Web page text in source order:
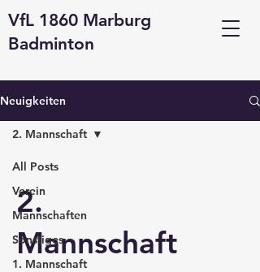
VfL 1860 Marburg
Badminton
Neuigkeiten
All Posts
Verein
Mannschaften
Sonstiges
1. Mannschaft
2. Mannschaft
2.
Mannschaft